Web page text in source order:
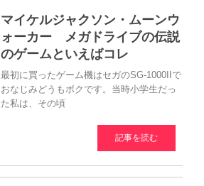
マイケルジャクソン・ムーンウ
ォーカー メガドライブの伝説
のゲームといえばコレ
最初に買ったゲーム機はセガのSG-1000IIで
おなじみどうもボクです。当時小学生だっ
た私は、その頃
記事を読む